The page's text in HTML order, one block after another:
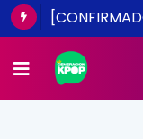
2014